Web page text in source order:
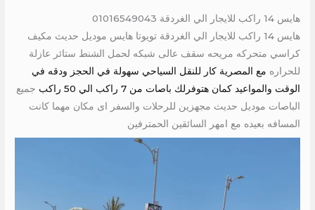
هايس 14 راكب للايجار الي الغردقة 01016549043
هايس 14 راكب للايجار الي الغردقة تويوتا هايس موديل حديث مكيف
كراسي متحركه مريحه سقف عالى شبكه لحمل الشنط ستائر عازلة
للحراره مع المصرية كار للنقل السياحي سهولة في الحجز ودقه في
الوقت والمواعيد كمان هتوفرلك باصات من 7 راكب الي 50 راكب
جميع
الباصات موديل حديث مجهزين للرحلات والسفر اى مكان مهما كانت
المسافه بعيده مع امهر السائقين الحمترفين